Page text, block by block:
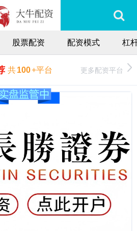
股票配资 配资模式 杠
共100+平台 更多配资平台